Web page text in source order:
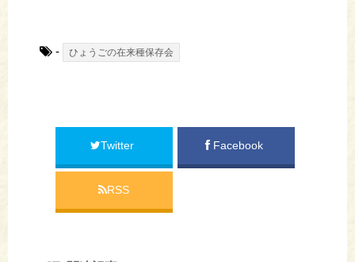
- ひょうごの在来種保存会
Twitter Facebook
RSS